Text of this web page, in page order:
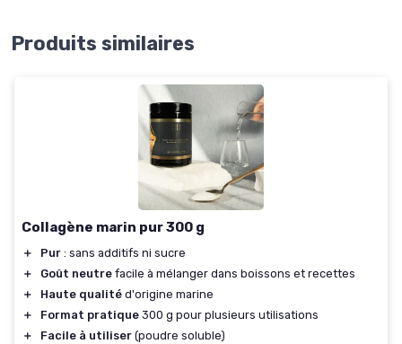
Produits similaires
Collagène marin pur 300 g
＋ Pur : sans additifs ni sucre
＋
Goût neutre facile à mélanger dans boissons et recettes
＋
Haute qualité d'origine marine
＋
Format pratique 300 g pour plusieurs utilisations
＋
Facile à utiliser (poudre soluble)